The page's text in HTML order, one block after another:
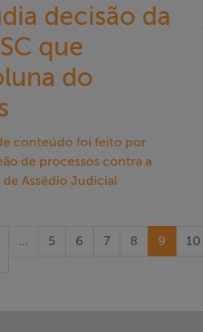
decisão da
que
do
conteúdo foi feito por
de processos contra a
Assédio Judicial
5 6 7 8 9 10